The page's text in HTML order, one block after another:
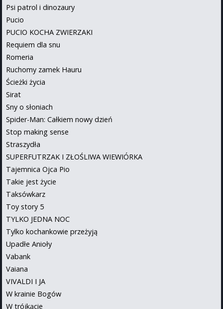
Psi patrol i dinozaury
Pucio
PUCIO KOCHA ZWIERZAKI
Requiem dla snu
Romeria
Ruchomy zamek Hauru
Ścieżki życia
Sirat
Sny o słoniach
Spider-Man: Całkiem nowy dzień
Stop making sense
Straszydła
SUPERFUTRZAK I ZŁOŚLIWA WIEWIÓRKA
Tajemnica Ojca Pio
Takie jest życie
Taksówkarz
Toy story 5
TYLKO JEDNA NOC
Tylko kochankowie przeżyją
Upadłe Anioły
Vabank
Vaiana
VIVALDI I JA
W krainie Bogów
W trójkącie